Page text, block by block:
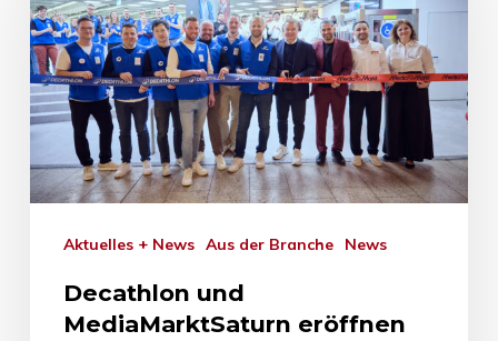
Aktuelles + News Aus der Branche News
Decathlon und
MediaMarktSaturn eröffnen